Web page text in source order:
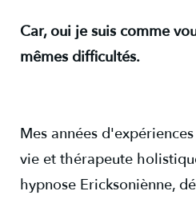
Car, oui je suis comme
mêmes difficultés.
Mes années
vie et thérapeute
hypnose Ericksoniènne,